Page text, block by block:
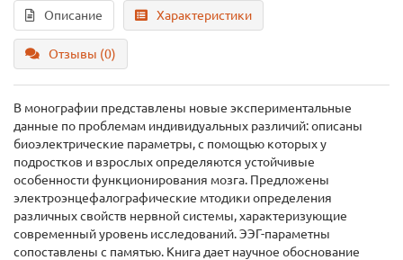
Описание Характеристики
Отзывы (0)
В монографии представлены новые экспериментальные
данные по проблемам индивидуальных различий: описаны
биоэлектрические параметры, с помощью которых у
подростков и взрослых определяются устойчивые
особенности функционирования мозга. Предложены
электроэнцефалографические мтодики определения
различных свойств нервной системы, характеризующие
современный уровень исследований. ЭЭГ-параметны
сопоставлены с памятью. Книга дает научное обоснование